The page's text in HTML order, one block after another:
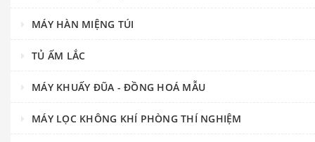
MÁY HÀN MIỆNG TÚI
TỦ ẤM LẮC
MÁY KHUẤY ĐŨA - ĐỒNG HOÁ MẪU
MÁY LỌC KHÔNG KHÍ PHÒNG THÍ NGHIỆM